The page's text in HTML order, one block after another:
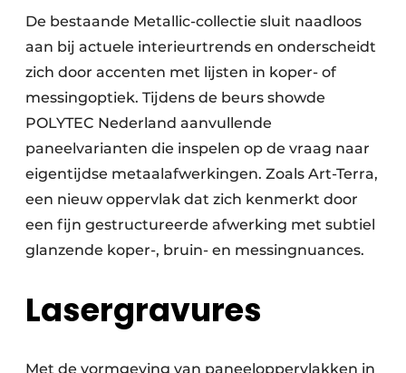
De bestaande Metallic-collectie sluit naadloos
aan bij actuele interieurtrends en onderscheidt
zich door accenten met lijsten in koper- of
messingoptiek. Tijdens de beurs showde
POLYTEC Nederland aanvullende
paneelvarianten die inspelen op de vraag naar
eigentijdse metaalafwerkingen. Zoals Art-Terra,
een nieuw oppervlak dat zich kenmerkt door
een fijn gestructureerde afwerking met subtiel
glanzende koper-, bruin- en messingnuances.
Lasergravures
Met de vormgeving van paneeloppervlakken in